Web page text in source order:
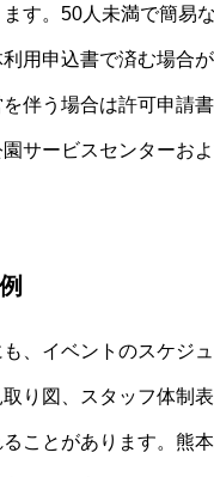
す。50人未満で簡易
用申込書で済む場合
伴う場合は許可申請
サービスセンターお
、イベントのスケジ
り図、スタッフ体制
ことがあります。熊